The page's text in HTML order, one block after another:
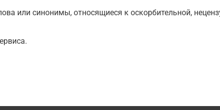
или синонимы, относящиеся к оскорбительной,